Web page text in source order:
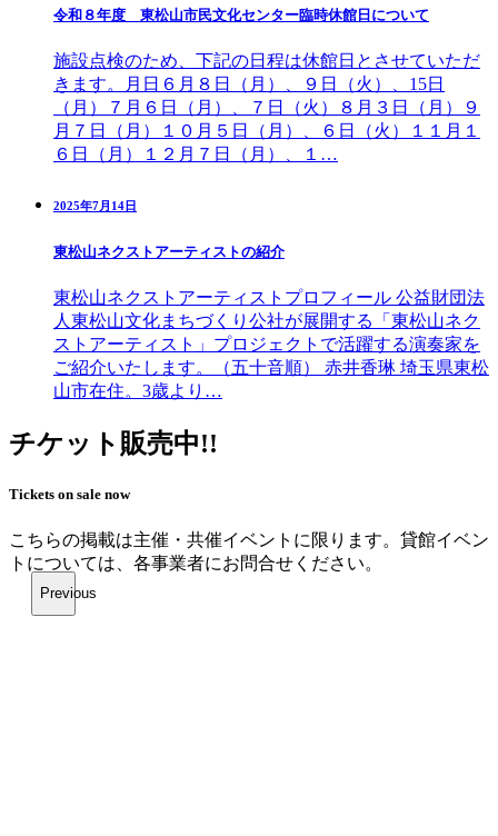
令和８年度 東松山市民文化センター臨時休館日について
施設点検のため、下記の日程は休館日とさせていただ
きます。月日６月８日（月）、９日（火）、15日
（月）７月６日（月）、７日（火）８月３日（月）９
月７日（月）１０月５日（月）、６日（火）１１月１
６日（月）１２月７日（月）、１…
2025年7月14日
東松山ネクストアーティストの紹介
東松山ネクストアーティストプロフィール 公益財団法
人東松山文化まちづくり公社が展開する「東松山ネク
ストアーティスト」プロジェクトで活躍する演奏家を
ご紹介いたします。（五十音順） 赤井香琳 埼玉県東松
山市在住。3歳より…
チケット販売中!!
Tickets on sale now
こちらの掲載は主催・共催イベントに限ります。 貸館イベン
トについては、各事業者にお問合せください。
Previous